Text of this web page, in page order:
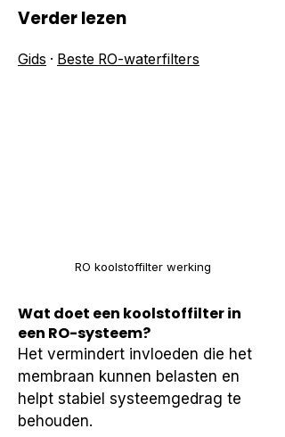
Verder lezen
Gids · Beste RO-waterfilters
RO koolstoffilter werking
Wat doet een koolstoffilter in
een RO-systeem?
Het vermindert invloeden die het
membraan kunnen belasten en
helpt stabiel systeemgedrag te
behouden.